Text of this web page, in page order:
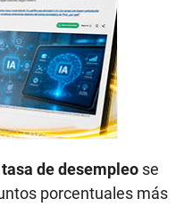
tasa de desempleo se
porcentuales más